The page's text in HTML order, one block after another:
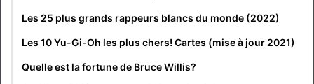
Les 25 plus grands rappeurs blancs du monde (2022)
Les 10 Yu-Gi-Oh les plus chers! Cartes (mise à jour 2021)
Quelle est la fortune de Bruce Willis?